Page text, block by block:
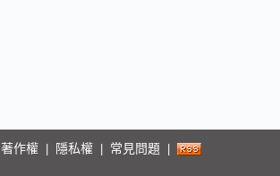
著作權 隱私權 常見問題